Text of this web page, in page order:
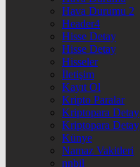
Hava Durumu 2
Header4
Hisse Detay
Hisse Detay
Hisseler
İletişim
Kayıt Ol
Kripto Paralar
Kriptopara Detay
Kriptopara Detay
Künye
Namaz Vakitleri
nnbil